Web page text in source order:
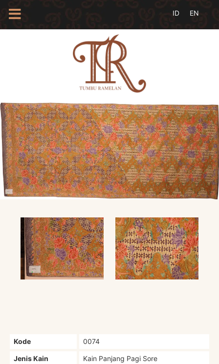
PROFIL
INSAN
BATIK
KAMUS
BATIK
KATALOG
BATIK
TANYA
LINKS
Kode 0074
Jenis Kain Kain Panjang Pagi Sore